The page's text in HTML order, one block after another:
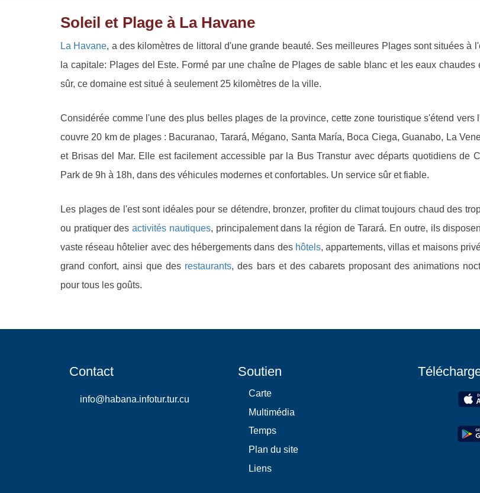
Soleil et Plage à La Havane
La Havane, a des kilomètres de littoral d'une grande beauté. Ses meilleures Plages sont situées à
la capitale: Plages del Este. Formé par une chaîne de Plages de sable blanc et les eaux chaudes
sûr, ce domaine est situé à seulement 25 kilomètres de la ville.
Considérée comme l'une des plus belles plages de la province, cette zone touristique s'étend vers
couvre 20 km de plages : Bacuranao, Tarará, Mégano, Santa María, Boca Ciega, Guanabo, La
et Brisas del Mar. Elle est facilement accessible par la Bus Transtur avec départs quotidiens de
Park de 9h à 18h, dans des véhicules modernes et confortables. Un service sûr et fiable.
Les plages de l'est sont idéales pour se détendre, bronzer, profiter du climat toujours chaud des
ou pratiquer desactivités nautiques, principalement dans la région de Tarará. En outre, ils
vaste réseau hôtelier avec des hébergements dans des hôtels, appartements, villas et maisons
grand confort, ainsi que des restaurants, des bars et des cabarets proposant des animations
pour tous les goûts.
Contact
info@habana.infotur.tur.cu
Soutien
Carte
Multimédia
Temps
Plan du site
Liens